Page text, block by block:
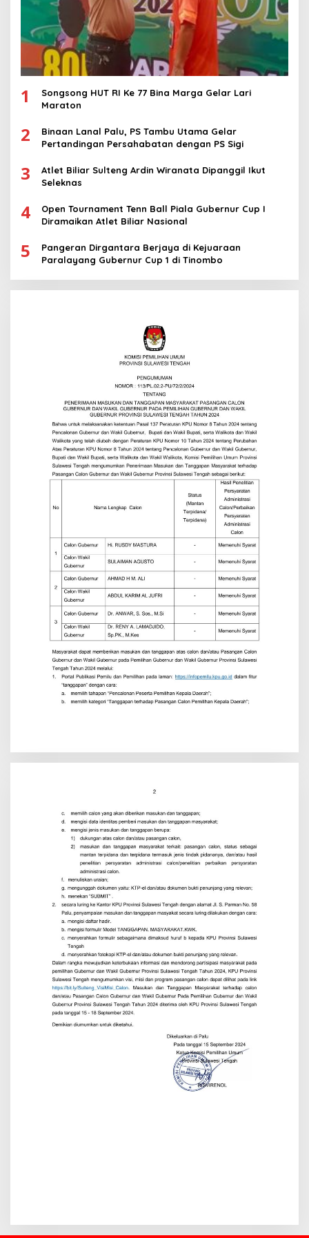
1
Songsong HUT RI Ke 77 Bina Marga Gelar Lari
Maraton
2
Binaan Lanal Palu, PS Tambu Utama Gelar
Pertandingan Persahabatan dengan PS Sigi
3
Atlet Biliar Sulteng Ardin Wiranata Dipanggil Ikut
Seleknas
4
Open Tournament Tenn Ball Piala Gubernur Cup I
Diramaikan Atlet Biliar Nasional
5
Pangeran Dirgantara Berjaya di Kejuaraan
Paralayang Gubernur Cup 1 di Tinombo